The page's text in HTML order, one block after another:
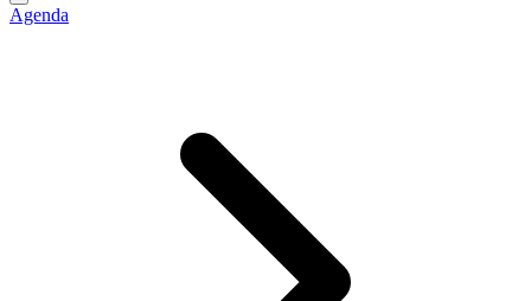
Agenda